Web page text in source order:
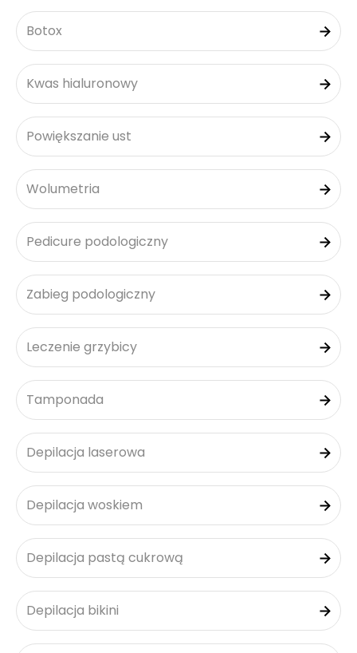
Botox
Kwas hialuronowy
Powiększanie ust
Wolumetria
Pedicure podologiczny
Zabieg podologiczny
Leczenie grzybicy
Tamponada
Depilacja laserowa
Depilacja woskiem
Depilacja pastą cukrową
Depilacja bikini